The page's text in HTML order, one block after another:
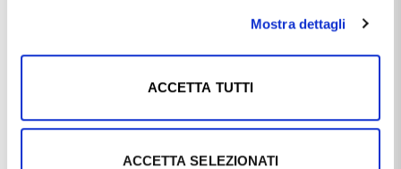
Mostra dettagli
ACCETTA TUTTI
ACCETTA SELEZIONATI
Questo articolo dal nomeCIONDOLO CAVALLUCCIO
distribuito dal marchioCAPPAGLI GIOIELLI
sottocategoriaCIONDOLI IN ORO MADE IN ITALY, è un
prezzo di questo prodotto è pari a€ 233,10.